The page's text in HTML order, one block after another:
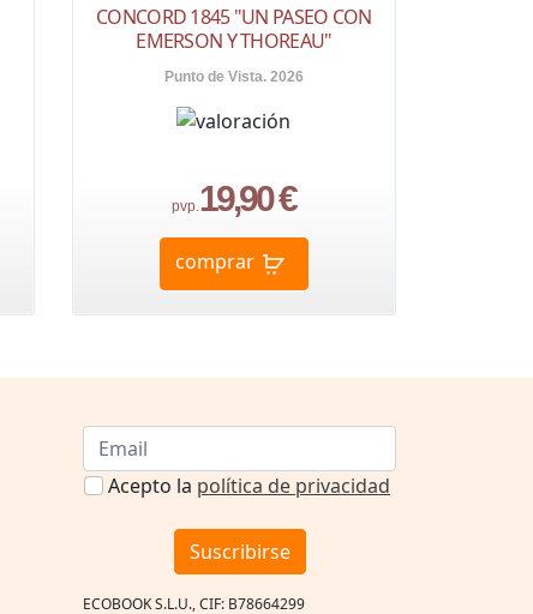
CONCORD 1845 "UN PASEO CON
EMERSON Y THOREAU"
Punto de Vista. 2026
pvp.19,90 €
comprar
Acepto la política de privacidad
Suscribirse
ECOBOOK S.L.U., CIF: B78664299